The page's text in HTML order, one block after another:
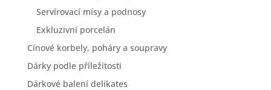
Servírovací mísy a podnosy
Exkluzivní porcelán
Cínové korbely, poháry a soupravy
Dárky podle příležitosti
Dárkové balení delikates